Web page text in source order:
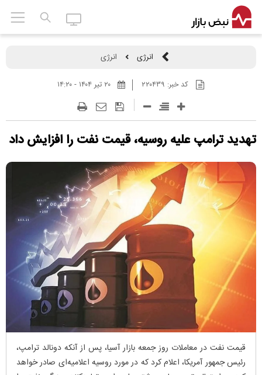
انرژی انرژی
کد خبر: ۲۲۰۴۳۹
تهدید ترامپ علیه روسیه، قیمت نفت را افزایش داد
قیمت نفت در معاملات روز جمعه بازار آسیا، پس از آنکه دونالد ترامپ،
رئیس جمهور آمریکا، اعلام کرد که در مورد روسیه اعلامیه‌ای صادر خواهد